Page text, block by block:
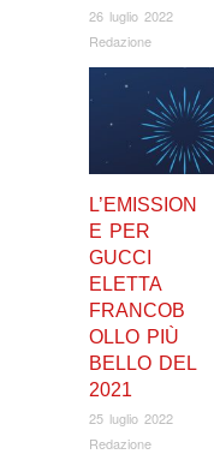
26 luglio 2022
Redazione
L’EMISSION
E PER
GUCCI
ELETTA
FRANCOB
OLLO PIÙ
BELLO DEL
2021
25 luglio 2022
Redazione